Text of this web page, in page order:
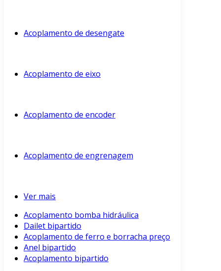
Acoplamento de desengate
Acoplamento de eixo
Acoplamento de encoder
Acoplamento de engrenagem
Ver mais
Acoplamento bomba hidráulica
Dailet bipartido
Acoplamento de ferro e borracha preço
Anel bipartido
Acoplamento bipartido